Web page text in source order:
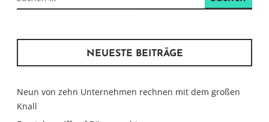
nach:
NEUESTE BEITRÄGE
Neun von zehn Unternehmen rechnen mit dem großen
Knall